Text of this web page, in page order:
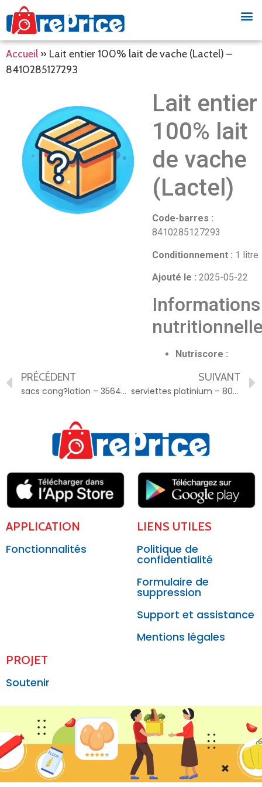
Accueil » Lait entier 100% lait de vache (Lactel) –
8410285127293
Lait entier
100% lait
de vache
(Lactel)
Code-barres :
8410285127293
Conditionnement : 1 litre
Ajouté le : 2025-05-22
Informations
Nutriscore :
PRÉCÉDENT
sacs cong?lation – 3564700485484
SUIVANT
serviettes platinium – 8001090899071
APPLICATION
Fonctionnalités
LIENS UTILES
Politique de
confidentialité
Formulaire de
suppression
Support et assistance
Mentions légales
PROJET
Soutenir